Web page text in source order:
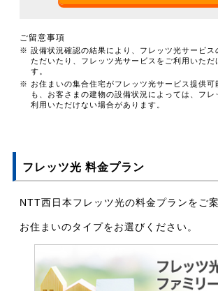
ご留意事項
※ 設備状況確認の結果により、フレッツ光サービス
ただいたり、フレッツ光サービスをご利用いただ
す。
※ お住まいの集合住宅がフレッツ光サービス提供可
も、お客さまの建物の設備状況によっては、フレ
利用いただけない場合があります。
フレッツ光 料金プラン
NTT西日本フレッツ光の料金プランをご
お住まいのタイプをお選びください。